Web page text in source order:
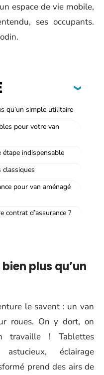
espace de vie mobile,
ses occupants.
qu’un simple utilitaire
pour votre van
indispensable
classiques
pour van aménagé
contrat d’assurance ?
plus qu’un
le savent : un van
roues. On y dort, on
travaille ! Tablettes
astucieux, éclairage
prend des airs de